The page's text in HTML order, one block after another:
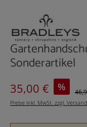
Sonderartikel
Verkaufspreis:
35,00 € %
Preise inkl. MwSt. zzgl.